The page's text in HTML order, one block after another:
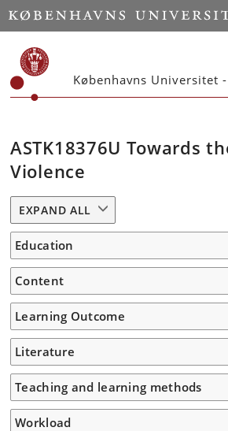
Københavns Universitet
ASTK18376U Towards
Violence
EXPAND ALL
Education
Content
Learning Outcome
Literature
Teaching and learning methods
Workload